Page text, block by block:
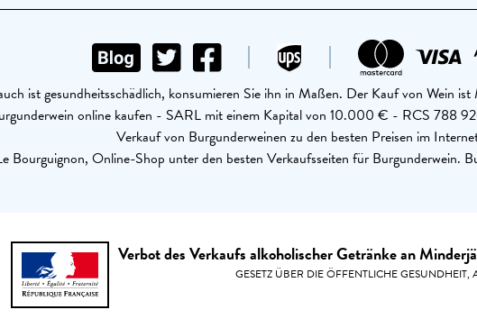
ist gesundheitsschädlich, konsumieren Sie ihn in Maßen. Der Kauf von Wein
online kaufen - SARL mit einem Kapital von 10.000 € - RCS
Verkauf von Burgunderweinen zu den besten Preisen im
Bourguignon, Online-Shop unter den besten Verkaufsseiten für Burgunderwein.
Verbot des Verkaufs alkoholischer Getränke an
GESETZ ÜBER DIE ÖFFENTLICHE GESUNDHEIT,